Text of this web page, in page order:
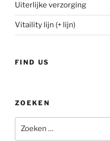
Uiterlijke verzorging
Vitaility lijn (+ lijn)
FIND US
ZOEKEN
naar: